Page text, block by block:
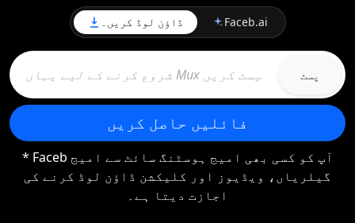
ڈاؤن لوڈ کریں۔ Faceb.ai
پسٹ
فائلیں حاصل کریں
* Faceb آپ کو کسی بھی امیج ہوسٹنگ سائٹ سے امیج
گیلریاں، ویڈیوز اور کلیکشن ڈاؤن لوڈ کرنے کی
اجازت دیتا ہے۔